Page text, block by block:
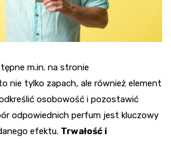
m.in. na stronie
nie tylko zapach, ale również element
osobowość i pozostawić
odpowiednich perfum jest kluczowy
efektu. Trwałość i